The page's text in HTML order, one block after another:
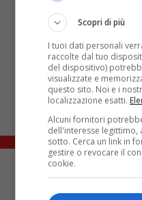
Scopri di più
I tuoi dati personali
raccolte dal tuo
del dispositivo)
visualizzate e
questo sito. Noi e i
localizzazione esatti.
Alcuni fornitori
dell'interesse
sotto. Cerca un link in
gestire o revocare il
cookie.